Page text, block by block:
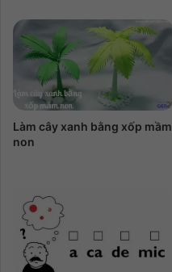
Làm cây xanh bằng xốp mầm
non